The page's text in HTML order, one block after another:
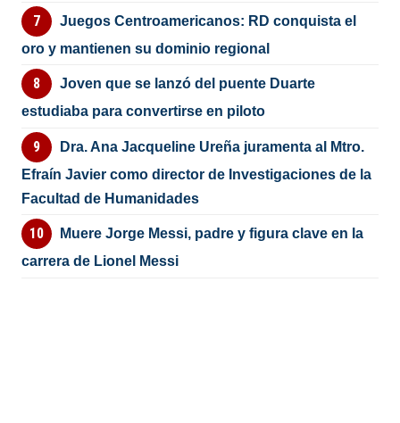
Juegos Centroamericanos: RD conquista el
oro y mantienen su dominio regional
Joven que se lanzó del puente Duarte
estudiaba para convertirse en piloto
Dra. Ana Jacqueline Ureña juramenta al Mtro.
Efraín Javier como director de Investigaciones de la
Facultad de Humanidades
Muere Jorge Messi, padre y figura clave en la
carrera de Lionel Messi